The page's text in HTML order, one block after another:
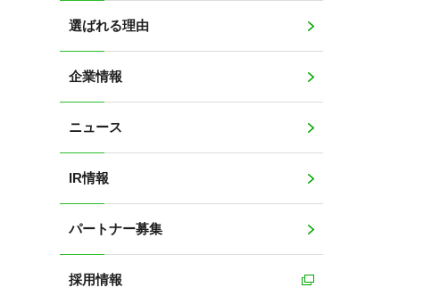
選ばれる理由
企業情報
ニュース
IR情報
パートナー募集
採用情報